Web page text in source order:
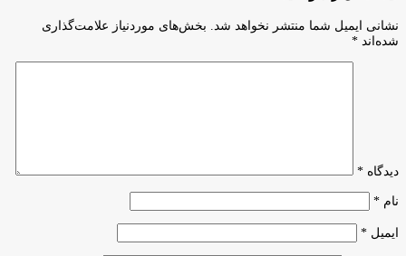
نشانی ایمیل شما منتشر نخواهد شد.
بخش‌های موردنیاز علامت‌گذاری
شده‌اند *
دیدگاه *
نام *
ایمیل *